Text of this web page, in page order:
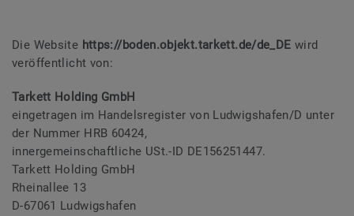
Die Website https://boden.objekt.tarkett.de/de_DE wird
veröffentlicht von:
Tarkett Holding GmbH
eingetragen im Handelsregister von Ludwigshafen/D unter
der Nummer HRB 60424,
innergemeinschaftliche USt.-ID DE156251447.
Tarkett Holding GmbH
Rheinallee 13
D-67061 Ludwigshafen